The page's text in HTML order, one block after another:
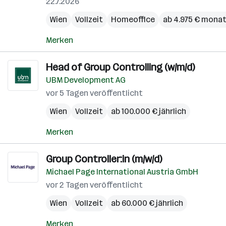
Wien
Vollzeit Homeoffice ab 4.975 €
Merken
Head of Group Controlling (w/m/d)
UBM Development AG
vor 5 Tagen veröffentlicht
Wien
Vollzeit ab 100.000 € jährlich
Merken
Group Controller:in (m/w/d)
Michael Page International Austria GmbH
vor 2 Tagen veröffentlicht
Wien
Vollzeit ab 60.000 € jährlich
Merken